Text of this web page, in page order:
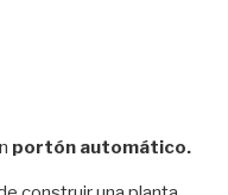
portón automático.